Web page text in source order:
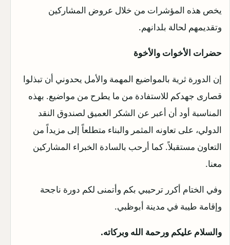
يخص هذه المؤشرات من خلال عروض المشاركين
وتقديمهم لحالة بلدانهم.
حضرات الأخوات والأخوة
إن الدورة ثرية بالمواضيع المهمة والأمل يحدوني أن تبذلوا
قصارى جهدكم للاستفادة من ما يطرح من مواضيع. بهذه
المناسبة أود أن أعبر عن الشكر العميق لصندوق النقد
الدولي، على تعاونه المثمر والبناء متطلعاً إلى مزيداً من
التعاون مستقبلاً. كما أرحب بالسادة الخبراء المشاركين
معنا.
وفي الختام أكرر ترحيبي بكم وأتمنى لكم دورة ناجحة
وإقامة طيبة في مدينة أبوظبي.
والسلام عليكم ورحمة الله وبركاته.